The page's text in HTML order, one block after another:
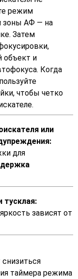
режим
зоны АФ — на
Затем
объект и
Когда
чтобы четко
или
для
тусклая:
зависят от
таймера режима